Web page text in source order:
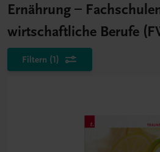
Ernährung –
wirtschaftliche Berufe
Filtern (1)